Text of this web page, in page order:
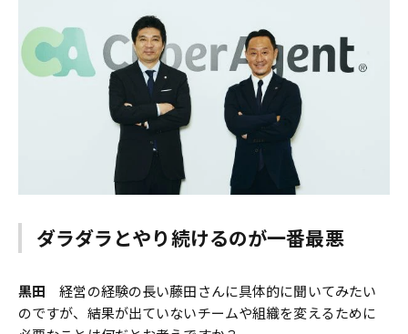
ダラダラとやり続けるのが一番最悪
黒田 経営の経験の長い藤田さんに具体的に聞いてみたい
のですが、結果が出ていないチームや組織を変えるために